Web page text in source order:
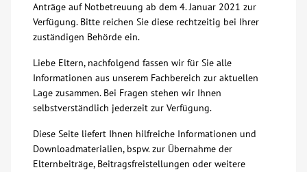
Veranstaltungen
Spenden
Mitmachen
Karriere
Anträge auf Notbetreuung ab dem 4. Januar 2021 zur
Verfügung. Bitte reichen Sie diese rechtzeitig bei Ihrer
zuständigen Behörde ein.
Liebe Eltern, nachfolgend fassen wir für Sie alle
Informationen aus unserem Fachbereich zur aktuellen
Lage zusammen. Bei Fragen stehen wir Ihnen
selbstverständlich jederzeit zur Verfügung.
Diese Seite liefert Ihnen hilfreiche Informationen und
Downloadmaterialien, bspw. zur Übernahme der
Elternbeiträge, Beitragsfreistellungen oder weitere